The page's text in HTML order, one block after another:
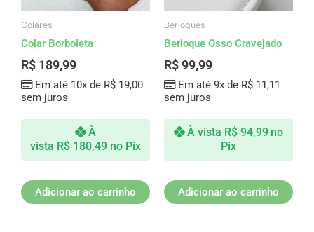
Colares
Colar Borboleta
R$ 189,99
Em até 10x de R$19,00
sem juros
À
vista R$ 180,49 no Pix
Adicionar ao carrinho
Berloques
Berloque Osso Cravejado
R$99,99
Em até 9x de R$11,11
sem juros
À vista R$94,99 no
Pix
Adicionar ao carrinho